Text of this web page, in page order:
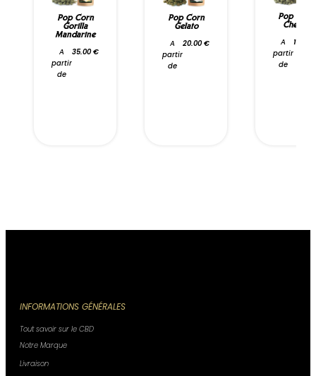
Pop Corn
Gorilla
Mandarine
A
partir
de
35.00€
Pop Corn
Gelato
A
partir
de
20.00€
Pop Corn
Cheese
A
partir
de
15.00
INFORMATIONS GÉNÉRALES
Tout savoir sur le CBD
Notre Marque
Livraison